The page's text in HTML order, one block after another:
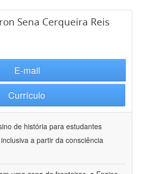
Sena Cerqueira Reis
E-mail
Currículo
de história para estudantes
a partir da consciência